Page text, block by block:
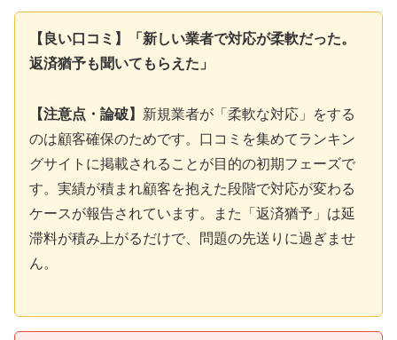
【良い口コミ】「新しい業者で対応が柔軟だった。
返済猶予も聞いてもらえた」
【注意点・論破】 新規業者が「柔軟な対応」をする
のは顧客確保のためです。口コミを集めてランキン
グサイトに掲載されることが目的の初期フェーズで
す。実績が積まれ顧客を抱えた段階で対応が変わる
ケースが報告されています。また「返済猶予」は延
滞料が積み上がるだけで、問題の先送りに過ぎませ
ん。